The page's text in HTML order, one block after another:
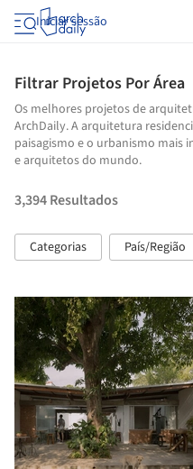
Iniciar sessão
Filtrar Projetos Por Área
Os melhores projetos de
ArchDaily. A arquitetura
paisagismo e o urbanismo mais
e arquitetos do mundo.
3,394Resultados
Categorias País/Região